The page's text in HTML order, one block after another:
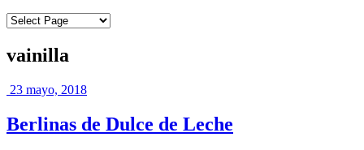
vainilla
23 mayo, 2018
Berlinas de Dulce de Leche